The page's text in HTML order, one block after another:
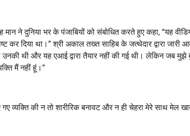
ने दुनिया भर के पंजाबियों को संबोधित करते हुए कहा, “यह
कर दिया था।” श्री अकाल तख्त साहिब के जत्थेदार द्वारा
उनकी थी और यह एआई द्वारा तैयार नहीं की गई थी। लेकिन जब
मैं नहीं हूं।”
गए व्यक्ति की न तो शारीरिक बनावट और न ही चेहरा मेरे साथ